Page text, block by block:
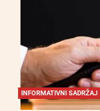
INFORMATIVNI SADRŽAJ